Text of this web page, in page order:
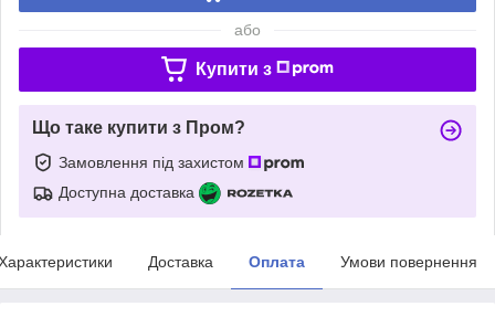
або
Купити з
Що таке купити з Пром?
Замовлення під захистом
Доступна доставка
Доставка Оплата Умови повернення